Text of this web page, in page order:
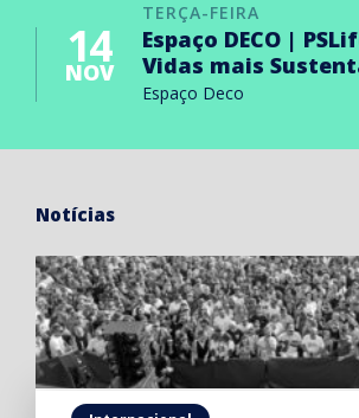
TERÇA-FEIRA
14
NOV
Espaço DECO |
Vidas mais
Espaço Deco
Notícias